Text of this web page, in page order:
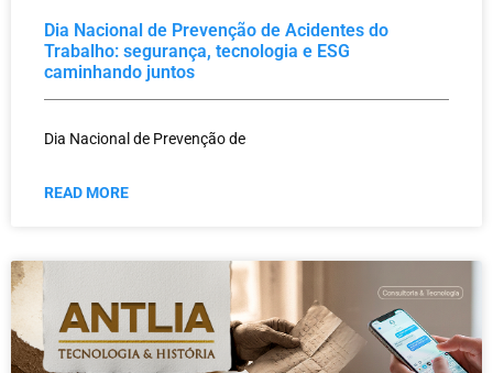
Dia Nacional de Prevenção de Acidentes do
Trabalho: segurança, tecnologia e ESG
caminhando juntos
Dia Nacional de Prevenção de
READ MORE